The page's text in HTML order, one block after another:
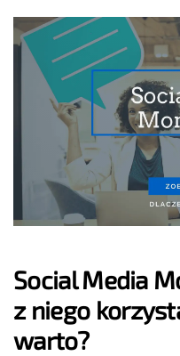
Social Media
z niego
warto?